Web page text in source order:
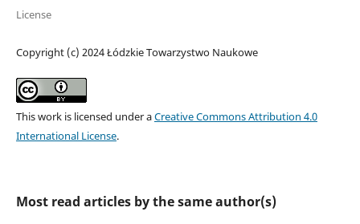
License
Copyright (c) 2024 Łódzkie Towarzystwo Naukowe
This work is licensed under aCreative Commons Attribution 4.0
International License.
Most read articles by the same author(s)